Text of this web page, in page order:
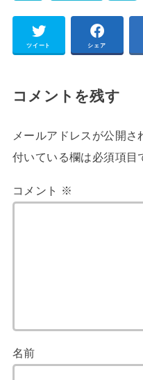
ツイート シェア
コメントを残す
メールアドレスが公開さ
付いている欄は必須項目
コメント ※
名前